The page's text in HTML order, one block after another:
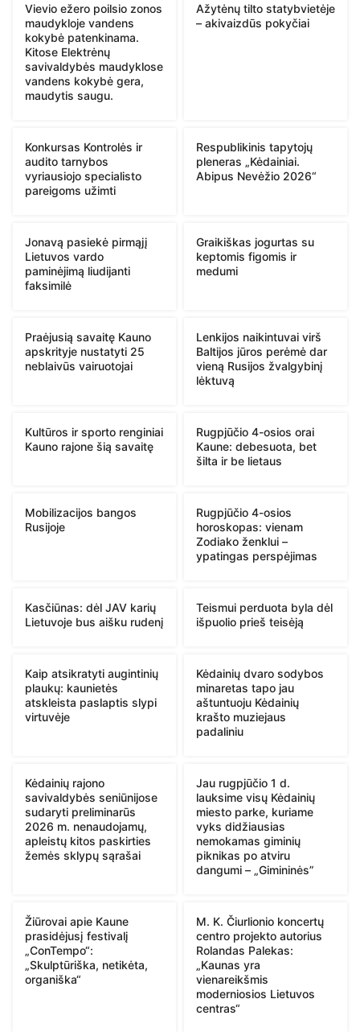
Vievio ežero poilsio zonos
maudykloje vandens
kokybė patenkinama.
Kitose Elektrėnų
savivaldybės maudyklose
vandens kokybė gera,
maudytis saugu.
Ažytėnų tilto statybvietėje
– akivaizdūs pokyčiai
Konkursas Kontrolės ir
audito tarnybos
vyriausiojo specialisto
pareigoms užimti
Respublikinis tapytojų
pleneras „Kėdainiai.
Abipus Nevėžio 2026“
Jonavą pasiekė pirmąjį
Lietuvos vardo
paminėjimą liudijanti
faksimilė
Graikiškas jogurtas su
keptomis figomis ir
medumi
Praėjusią savaitę Kauno
apskrityje nustatyti 25
neblaivūs vairuotojai
Lenkijos naikintuvai virš
Baltijos jūros perėmė dar
vieną Rusijos žvalgybinį
lėktuvą
Kultūros ir sporto renginiai
Kauno rajone šią savaitę
Rugpjūčio 4-osios orai
Kaune: debesuota, bet
šilta ir be lietaus
Mobilizacijos bangos
Rusijoje
Rugpjūčio 4-osios
horoskopas: vienam
Zodiako ženklui –
ypatingas perspėjimas
Kasčiūnas: dėl JAV karių
Lietuvoje bus aišku rudenį
Teismui perduota byla dėl
išpuolio prieš teisėją
Kaip atsikratyti augintinių
plaukų: kaunietės
atskleista paslaptis slypi
virtuvėje
Kėdainių dvaro sodybos
minaretas tapo jau
aštuntuoju Kėdainių
krašto muziejaus
padaliniu
Kėdainių rajono
savivaldybės seniūnijose
sudaryti preliminarūs
2026 m. nenaudojamų,
apleistų kitos paskirties
žemės sklypų sąrašai
Jau rugpjūčio 1 d.
lauksime visų Kėdainių
miesto parke, kuriame
vyks didžiausias
nemokamas giminių
piknikas po atviru
dangumi – „Gimininės”
Žiūrovai apie Kaune
prasidėjusį festivalį
„ConTempo“:
„Skulptūriška, netikėta,
organiška“
M. K. Čiurlionio koncertų
centro projekto autorius
Rolandas Palekas:
„Kaunas yra
vienareikšmis
moderniosios Lietuvos
centras“